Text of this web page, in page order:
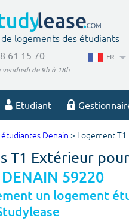
logements des étudiants
61 15 70
vendredi de 9h à 18h
FR
Etudiant
Votre recherche
étudiantes Denain > Logement
T1 Extérieur pour
DENAIN 59220
un logement